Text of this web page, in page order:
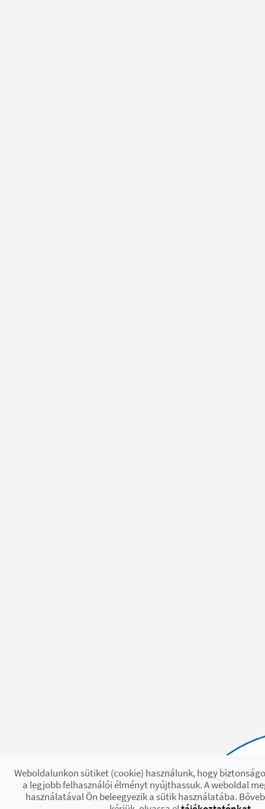
Weboldalunkon sütiket (cookie) használunk, hogy
a legjobb felhasználói élményt nyújthassuk. A weboldal
használatával Ön beleegyezik a sütik használatába.